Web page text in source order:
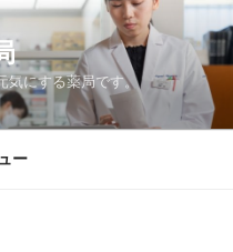
気にする薬局です。
ー